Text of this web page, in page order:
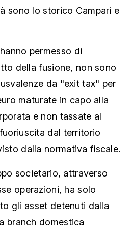
sono lo storico Campari e
permesso di
della fusione, non sono
da "exit tax" per
maturate in capo alla
e non tassate al
dal territorio
dalla normativa fiscale.
societario, attraverso
operazioni, ha solo
gli asset detenuti dalla
branch domestica